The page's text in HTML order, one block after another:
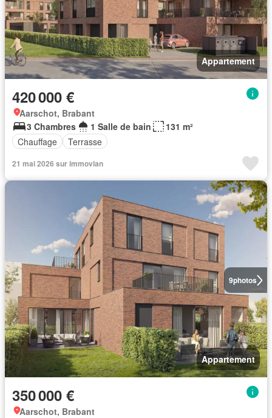
Appartement
420 000 €
Aarschot, Brabant
3 Chambres
1 Salle de bain
131 m²
Chauffage
Terrasse
21 mai 2026 sur immovlan
9photos
Appartement
350 000 €
Aarschot, Brabant